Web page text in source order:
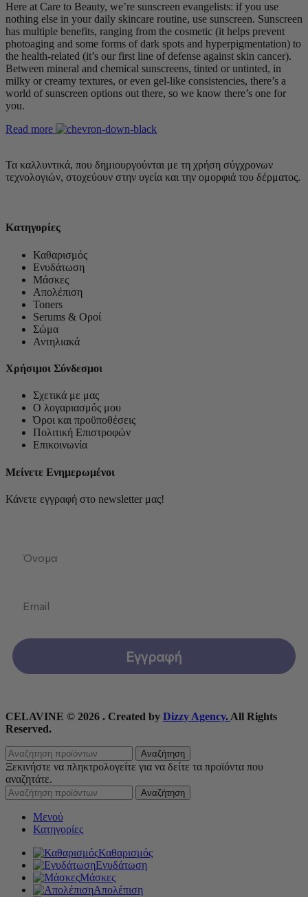
Here at Care to Beauty, we’re sunscreen evangelists: if you use
nothing else in your daily skincare routine, use sunscreen. Sunscreen
has multiple benefits, ranging from the cosmetic (it helps prevent
photoaging and some forms of dark spots and hyperpigmentation) to
the health-related (it’s our first line of defense against skin cancer).
Between mineral and chemical sunscreens, tinted or untinted, in
milky or creamy textures, or even gel-like consistencies, there’s a
world of sunscreen options out there, so we know there’s one for
you.
Read more
Τα καλλυντικά, που δημιουργούνται με τη χρήση σύγχρονων
τεχνολογιών, στοχεύουν στην υγεία και την ομορφιά του δέρματος.
Κατηγορίες
Καθαρισμός
Ενυδάτωση
Μάσκες
Απολέπιση
Toners
Serums & Οροί
Σώμα
Αντηλιακά
Χρήσιμοι Σύνδεσμοι
Σχετικά με μας
Ο λογαριασμός μου
Όροι και προϋποθέσεις
Πολιτική Επιστροφών
Επικοινωνία
Μείνετε Ενημερωμένοι
Κάνετε εγγραφή στο newsletter μας!
Εγγραφή
CELAVINE © 2026 . Created by Dizzy Agency. All Rights
Reserved.
Αναζήτηση
Ξεκινήστε να πληκτρολογείτε για να δείτε τα προϊόντα που
αναζητάτε.
Αναζήτηση
Μενού
Κατηγορίες
Καθαρισμός
Ενυδάτωση
Μάσκες
Απολέπιση